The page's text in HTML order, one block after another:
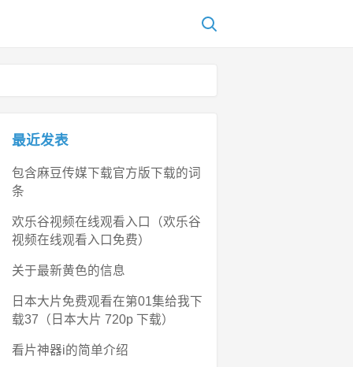
最近发表
包含麻豆传媒下载官方版下载的词
条
欢乐谷视频在线观看入口（欢乐谷
视频在线观看入口免费）
关于最新黄色的信息
日本大片免费观看在第01集给我下
载37（日本大片 720p 下载）
看片神器i的简单介绍